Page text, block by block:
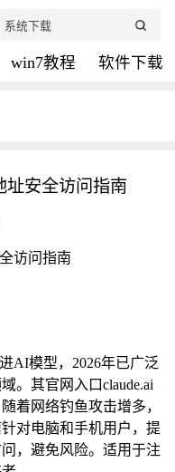
win7教程 软件下载
址安全访问指南
访问指南
AI模型，2026年已广泛
。其官网入口claude.ai
着网络钓鱼攻击增多，
对电脑和手机用户，提
，避免风险。适用于注